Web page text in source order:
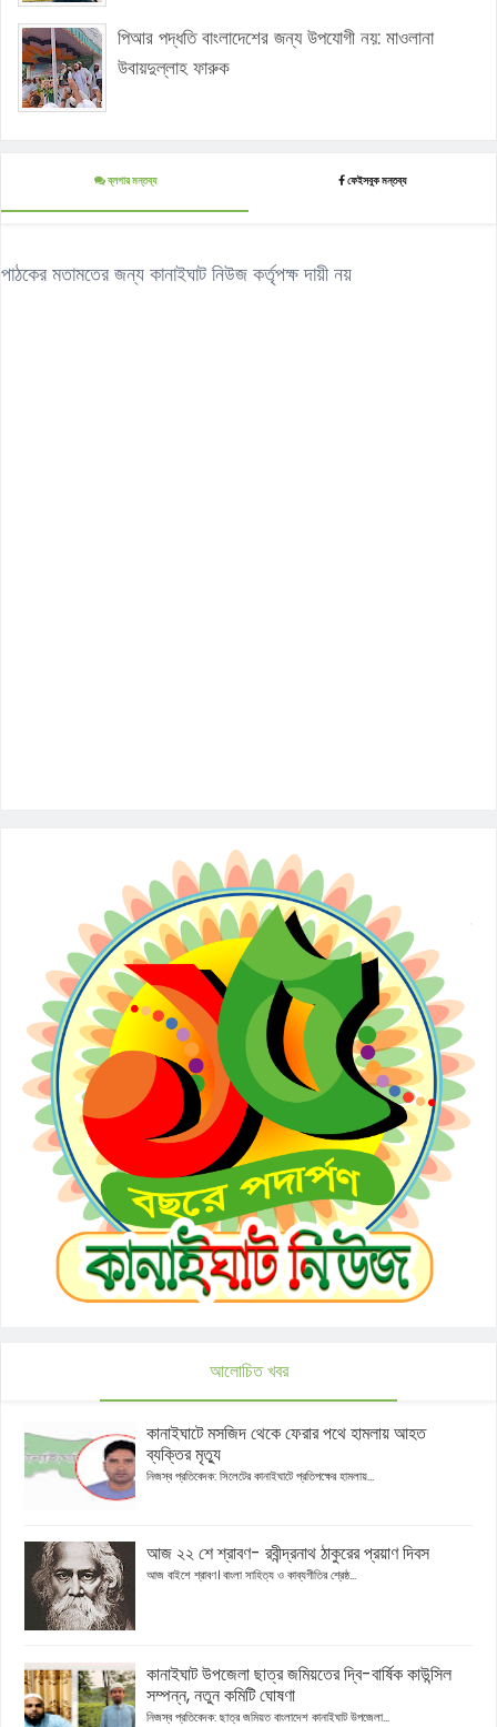
পিআর পদ্ধতি বাংলাদেশের জন্য উপযোগী নয়: মাওলানা
উবায়দুল্লাহ ফারুক
ব্লগার মন্তব্য ফেইসবুক মন্তব্য
পাঠকের মতামতের জন্য কানাইঘাট নিউজ কর্তৃপক্ষ দায়ী নয়
আলোচিত খবর
কানাইঘাটে মসজিদ থেকে ফেরার পথে হামলায় আহত
ব্যক্তির মৃত্যু
নিজস্ব প্রতিবেদক: সিলেটের কানাইঘাটে প্রতিপক্ষের হামলায়...
আজ ২২ শে শ্রাবণ- রবীন্দ্রনাথ ঠাকুরের প্রয়াণ দিবস
আজ বাইশে শ্রাবণ। বাংলা সাহিত্য ও কাব্যগীতির শ্রেষ্ঠ...
কানাইঘাট উপজেলা ছাত্র জমিয়তের দ্বি-বার্ষিক কাউন্সিল
সম্পন্ন, নতুন কমিটি ঘোষণা
নিজস্ব প্রতিবেদক: ছাত্র জমিয়ত বাংলাদেশ কানাইঘাট উপজেলা...